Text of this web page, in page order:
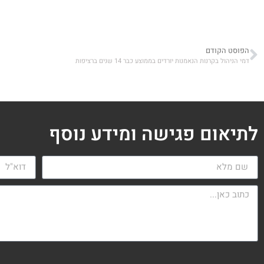
הפוסט הקודם
דמי הניהול בקרנות הנאמנות יורדים בממוצע כבר 14 שנים ברציפות
לתיאום פגישה ומידע נוסף